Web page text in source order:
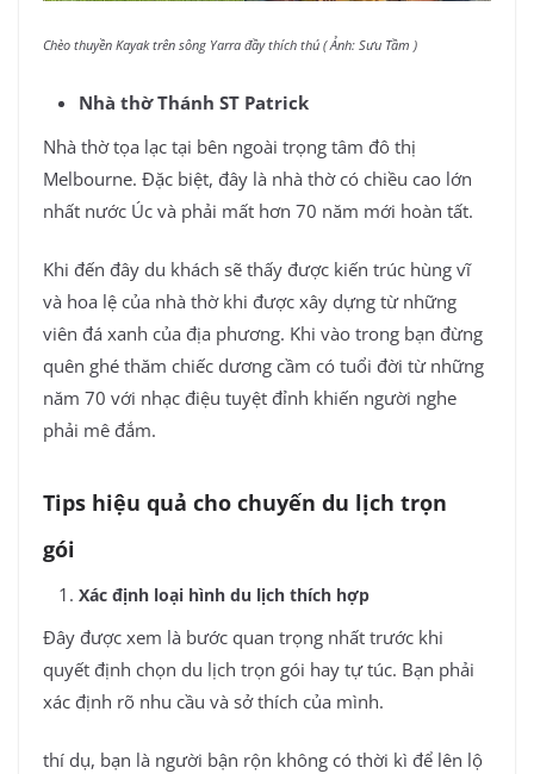
Chèo thuyền Kayak trên sông Yarra đầy thích thú ( Ảnh: Sưu Tầm )
Nhà thờ Thánh ST Patrick
Nhà thờ tọa lạc tại bên ngoài trọng tâm đô thị
Melbourne. Đặc biệt, đây là nhà thờ có chiều cao lớn
nhất nước Úc và phải mất hơn 70 năm mới hoàn tất.
Khi đến đây du khách sẽ thấy được kiến trúc hùng vĩ
và hoa lệ của nhà thờ khi được xây dựng từ những
viên đá xanh của địa phương. Khi vào trong bạn đừng
quên ghé thăm chiếc dương cầm có tuổi đời từ những
năm 70 với nhạc điệu tuyệt đỉnh khiến người nghe
phải mê đắm.
Tips hiệu quả cho chuyến du lịch trọn
gói
Xác định loại hình du lịch thích hợp
Đây được xem là bước quan trọng nhất trước khi
quyết định chọn du lịch trọn gói hay tự túc. Bạn phải
xác định rõ nhu cầu và sở thích của mình.
thí dụ, bạn là người bận rộn không có thời kì để lên lộ